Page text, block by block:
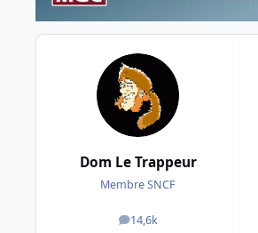
Dom Le Trappeur
Membre SNCF
14,6k
messages